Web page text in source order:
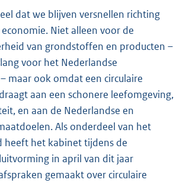
dat we blijven versnellen richting
economie. Niet alleen voor de
van grondstoffen en producten –
voor het Nederlandse
maar ook omdat een circulaire
aan een schonere leefomgeving,
en aan de Nederlandse en
Als onderdeel van het
heeft het kabinet tijdens de
in april van dit jaar
gemaakt over circulaire